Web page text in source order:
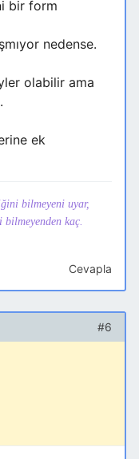
bir form
nedense.
olabilir ama
ek
bilmeyeni uyar,
kaç.
Cevapla
#6